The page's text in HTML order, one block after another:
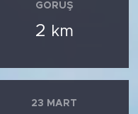
GÖRÜŞ
2 km
23 MART